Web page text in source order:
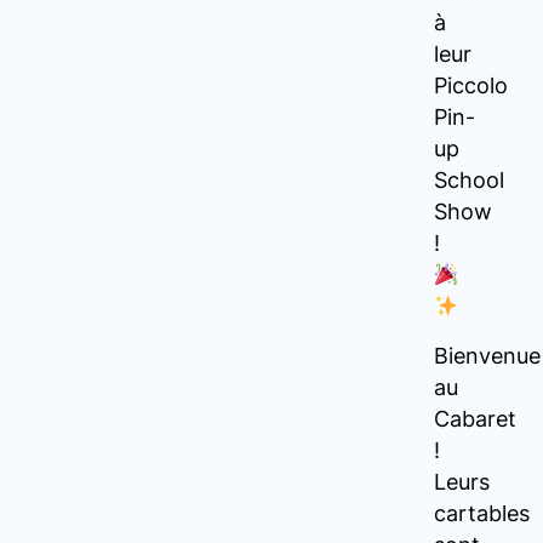
à
leur
Piccolo
Pin-
up
School
Show
!
Bienvenue
au
Cabaret
!
Leurs
cartables